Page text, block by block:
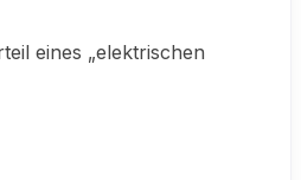
eines „elektrischen